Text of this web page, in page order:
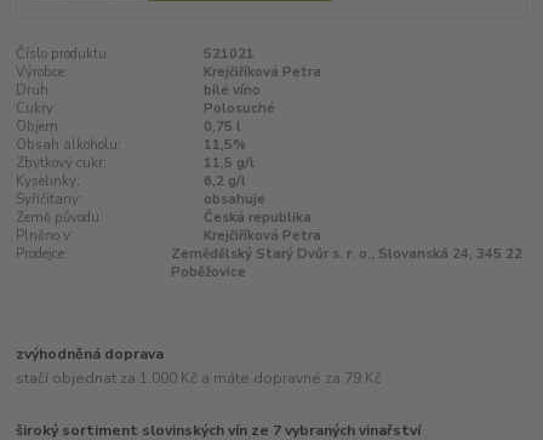
Číslo produktu:
521021
Výrobce:
Krejčiříková Petra
Druh:
bílé víno
Cukry:
Polosuché
Objem:
0,75 l
Obsah alkoholu:
11,5%
Zbytkový cukr:
11,5 g/l
Kyselinky:
6,2 g/l
Syřičitany:
obsahuje
Země původu:
Česká republika
Plněno v:
Krejčiříková Petra
Prodejce:
Zemědělský Starý Dvůr s. r. o., Slovanská 24, 345 22
Poběžovice
zvýhodněná doprava
stačí objednat za 1.000 Kč a máte dopravné za 79 Kč
široký sortiment slovinských vín ze 7 vybraných vinařství